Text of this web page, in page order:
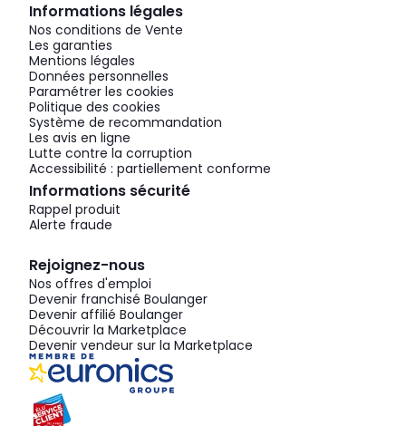
Informations légales
Nos conditions de Vente
Les garanties
Mentions légales
Données personnelles
Paramétrer les cookies
Politique des cookies
Système de recommandation
Les avis en ligne
Lutte contre la corruption
Accessibilité : partiellement conforme
Informations sécurité
Rappel produit
Alerte fraude
Rejoignez-nous
Nos offres d'emploi
Devenir franchisé Boulanger
Devenir affilié Boulanger
Découvrir la Marketplace
Devenir vendeur sur la Marketplace